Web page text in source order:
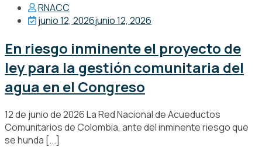
RNACC
junio 12, 2026junio 12, 2026
En riesgo inminente el proyecto de
ley para la gestión comunitaria del
agua en el Congreso
12 de junio de 2026 La Red Nacional de Acueductos
Comunitarios de Colombia, ante del inminente riesgo que
se hunda [...]